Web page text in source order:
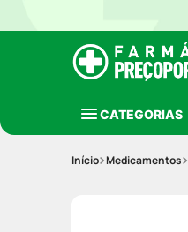
CATEGORIAS
Medicamentos